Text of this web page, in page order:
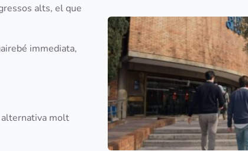
alts, el que
immediata,
alternativa molt